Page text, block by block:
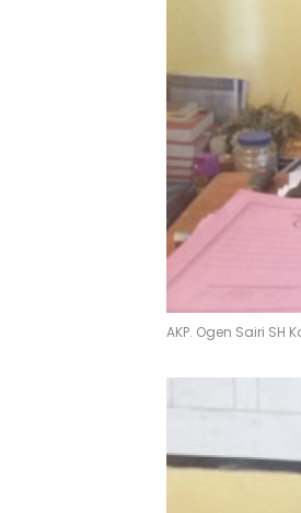
AKP. Ogen Sairi